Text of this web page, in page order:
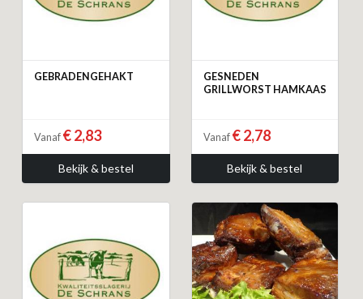
GEBRADENGEHAKT
Vanaf € 2,83
Bekijk & bestel
GESNEDEN
GRILLWORST HAMKAAS
Vanaf € 2,78
Bekijk & bestel